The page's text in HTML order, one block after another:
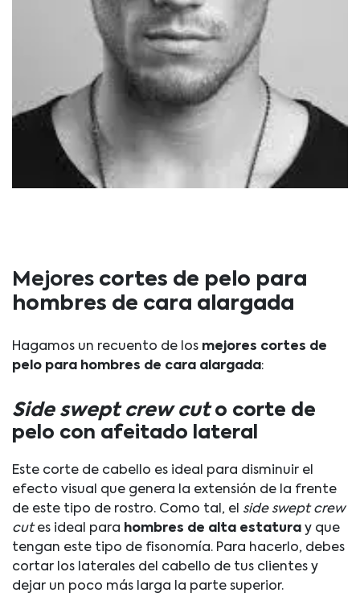
Mejores cortes de pelo para
hombres de cara alargada
Hagamos un recuento de los mejores cortes de
pelo para hombres de cara alargada:
Side swept crew cuto corte de
pelo con afeitado lateral
Este corte de cabello es ideal para disminuir el
efecto visual que genera la extensión de la frente
de este tipo de rostro. Como tal, el side swept crew
cutes ideal para hombres de alta estatura y que
tengan este tipo de fisonomía. Para hacerlo, debes
cortar los laterales del cabello de tus clientes y
dejar un poco más larga la parte superior.